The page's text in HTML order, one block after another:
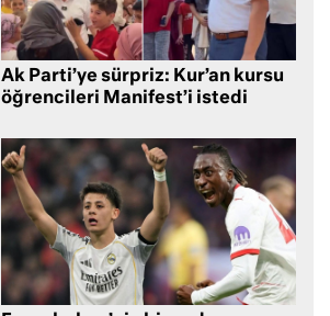
Ak Parti’ye sürpriz: Kur’an kursu
öğrencileri Manifest’i istedi